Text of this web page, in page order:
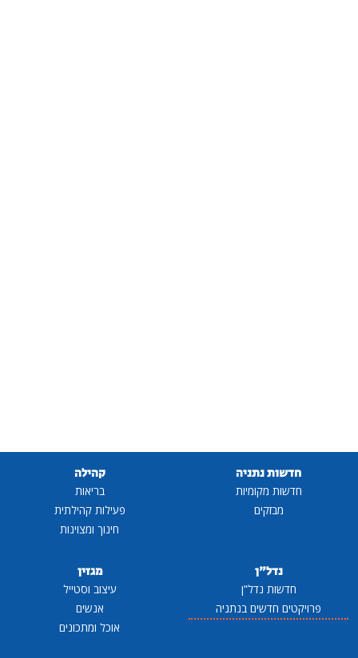
חדשות נתניה
חדשות מקומיות
מבזקים
קהילה
בריאות
פעילות קהילתית
חינוך ומצוינות
נדל"ן
חדשות נדל"ן
פרויקטים חדשים בנתניה
מגזין
עיצוב וסטייל
אנשים
אוכל ומתכונים